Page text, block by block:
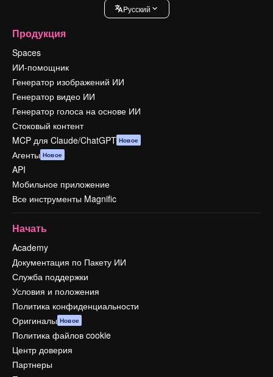
Pусский
Продукция
Spaces
ИИ-помощник
Генератор изображений ИИ
Генератор видео ИИ
Генератор голоса на основе ИИ
Стоковый контент
MCP для Claude/ChatGPT Новое
Агенты Новое
API
Мобильное приложение
Все инструменты Magnific
Начать
Academy
Документация по Пакету ИИ
Служба поддержки
Условия и положения
Политика конфиденциальности
Оригиналы Новое
Политика файлов cookie
Центр доверия
Партнеры